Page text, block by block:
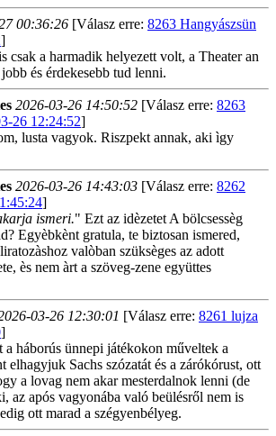
00:36:26 [Válasz erre: 8263 Hangyászsün
]
csak a harmadik helyezett volt, a Theater an
és érdekesebb tud lenni.
2026-03-26 14:50:52 [Válasz erre: 8263
26 12:24:52]
lusta vagyok. Riszpekt annak, aki ìgy
2026-03-26 14:43:03 [Válasz erre: 8262
]
ismeri." Ezt az idèzetet A bölcsessèg
Egyèbkènt gratula, te biztosan ismered,
valòban szüksèges az adott
ès nem àrt a szöveg-zene együttes
03-26 12:30:01 [Válasz erre: 8261 lujza
]
a háborús ünnepi játékokon műveltek a
elhagyjuk Sachs szózatát és a zárókórust, ott
a lovag nem akar mesterdalnok lenni (de
az após vagyonába való beülésről nem is
ott marad a szégyenbélyeg.